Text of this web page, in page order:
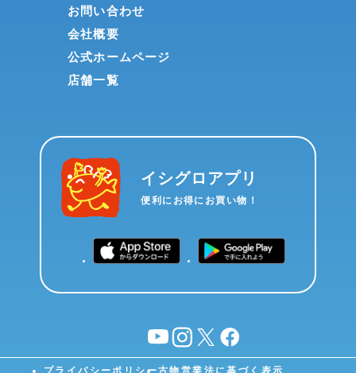
お問い合わせ
会社概要
公式ホームページ
店舗一覧
イシグロアプリ
便利にお得にお買い物！
YouTubeinstagram
X facebook
プライバシーポリシー古物営業法に基づく表示